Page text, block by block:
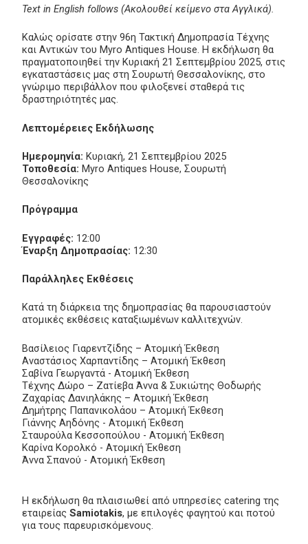
Text in English follows (Ακολουθεί κείμενο στα Αγγλικά).
Καλώς ορίσατε στην 96η Τακτική Δημοπρασία Τέχνης
και Αντικών του Myro Antiques House. Η εκδήλωση θα
πραγματοποιηθεί την Κυριακή 21 Σεπτεμβρίου 2025, στις
εγκαταστάσεις μας στη Σουρωτή Θεσσαλονίκης, στο
γνώριμο περιβάλλον που φιλοξενεί σταθερά τις
δραστηριότητές μας.
Λεπτομέρειες Εκδήλωσης
Ημερομηνία: Κυριακή, 21 Σεπτεμβρίου 2025
Τοποθεσία: Myro Antiques House, Σουρωτή
Θεσσαλονίκης
Πρόγραμμα
Εγγραφές: 12:00
Έναρξη Δημοπρασίας: 12:30
Παράλληλες Εκθέσεις
Κατά τη διάρκεια της δημοπρασίας θα παρουσιαστούν
ατομικές εκθέσεις καταξιωμένων καλλιτεχνών.
Βασίλειος Γιαρεντζίδης – Ατομική Έκθεση
Αναστάσιος Χαρπαντίδης – Ατομική Έκθεση
Σαβίνα Γεωργαντά - Ατομική Έκθεση
Τέχνης Δώρο – Ζατίεβα Άννα & Συκιώτης Θοδωρής
Ζαχαρίας Δανιηλάκης – Ατομική Έκθεση
Δημήτρης Παπανικολάου – Ατομική Έκθεση
Γιάννης Αηδόνης - Ατομική Έκθεση
Σταυρούλα Κεσσοπούλου - Ατομική Έκθεση
Καρίνα Κορολκό - Ατομική Έκθεση
Άννα Σπανού - Ατομική Έκθεση
Η εκδήλωση θα πλαισιωθεί από υπηρεσίες catering της
εταιρείας Samiotakis, με επιλογές φαγητού και ποτού
για τους παρευρισκόμενους.